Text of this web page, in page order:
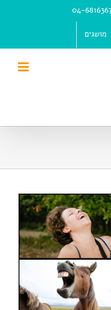
מושגים